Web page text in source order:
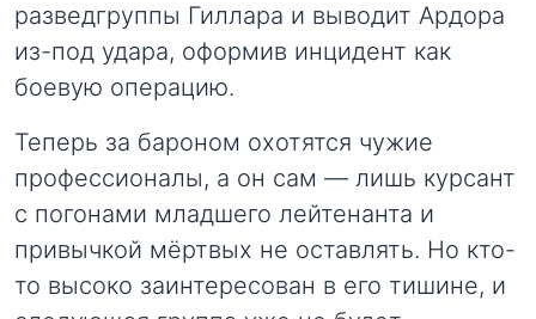
разведгруппы Гиллара и выводит Ардора
из-под удара, оформив инцидент как
боевую операцию.
Теперь за бароном охотятся чужие
профессионалы, а он сам — лишь курсант
с погонами младшего лейтенанта и
привычкой мёртвых не оставлять. Но кто-
то высоко заинтересован в его тишине, и